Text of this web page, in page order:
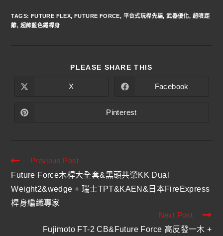
TAGS: FUTURE FLEX, FUTURE FORCE, 平台式玩桿先驅, 武器優化, 超噴距
離, 超帥藍色鐵桿身
PLEASE SHARE THIS
X Facebook
Pinterest
Previous Post
Future Force木桿大全套&黑頭共榮KK Dual
Weight2&wedge + 瑞士TPT&KAEN&日本FireExpress
桿身編織專家
Next Post
Fujimoto FT-2 CB&Future Force 高反發一木 +